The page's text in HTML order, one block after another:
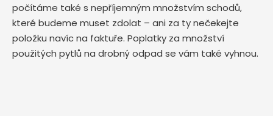
počítáme také s nepříjemným množstvím schodů,
které budeme muset zdolat – ani za ty nečekejte
položku navíc na faktuře. Poplatky za množství
použitých pytlů na drobný odpad se vám také vyhnou.